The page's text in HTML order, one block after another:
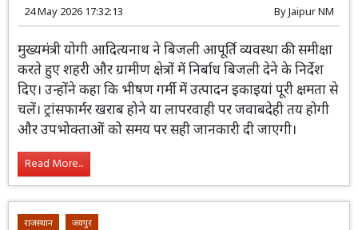
24 May 2026 17:32:13 ByJaipur NM
मुख्यमंत्री योगी आदित्यनाथ ने बिजली आपूर्ति व्यवस्था की समीक्षा
करते हुए शहरी और ग्रामीण क्षेत्रों में निर्बाध बिजली देने के निर्देश
दिए। उन्होंने कहा कि भीषण गर्मी में उत्पादन इकाइयां पूरी क्षमता से
चलें। ट्रांसफार्मर खराब होने या लापरवाही पर जवाबदेही तय होगी
और उपभोक्ताओं को समय पर सही जानकारी दी जाएगी।
Read More...
राजस्थान जयपुर